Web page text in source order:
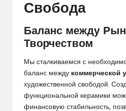
Свобода
Баланс между
Творчеством
Мы сталкиваемся с
баланс между коммерческой
художественной свободой.
функциональной керамики
финансовую стабильность,